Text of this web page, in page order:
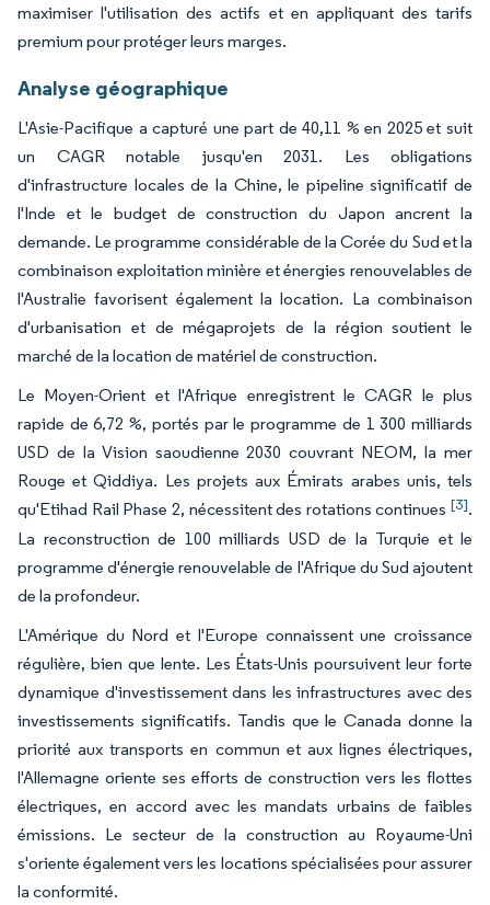
maximiser l'utilisation des actifs et en appliquant des tarifs
premium pour protéger leurs marges.
Analyse géographique
L'Asie-Pacifique a capturé une part de 40,11 % en 2025 et suit
un CAGR notable jusqu'en 2031. Les obligations
d'infrastructure locales de la Chine, le pipeline significatif de
l'Inde et le budget de construction du Japon ancrent la
demande. Le programme considérable de la Corée du Sud et la
combinaison exploitation minière et énergies renouvelables de
l'Australie favorisent également la location. La combinaison
d'urbanisation et de mégaprojets de la région soutient le
marché de la location de matériel de construction.
Le Moyen-Orient et l'Afrique enregistrent le CAGR le plus
rapide de 6,72 %, portés par le programme de 1 300 milliards
USD de la Vision saoudienne 2030 couvrant NEOM, la mer
Rouge et Qiddiya. Les projets aux Émirats arabes unis, tels
qu'Etihad Rail Phase 2, nécessitent des rotations continues [3].
La reconstruction de 100 milliards USD de la Turquie et le
programme d'énergie renouvelable de l'Afrique du Sud ajoutent
de la profondeur.
L'Amérique du Nord et l'Europe connaissent une croissance
régulière, bien que lente. Les États-Unis poursuivent leur forte
dynamique d'investissement dans les infrastructures avec des
investissements significatifs. Tandis que le Canada donne la
priorité aux transports en commun et aux lignes électriques,
l'Allemagne oriente ses efforts de construction vers les flottes
électriques, en accord avec les mandats urbains de faibles
émissions. Le secteur de la construction au Royaume-Uni
s'oriente également vers les locations spécialisées pour assurer
la conformité.